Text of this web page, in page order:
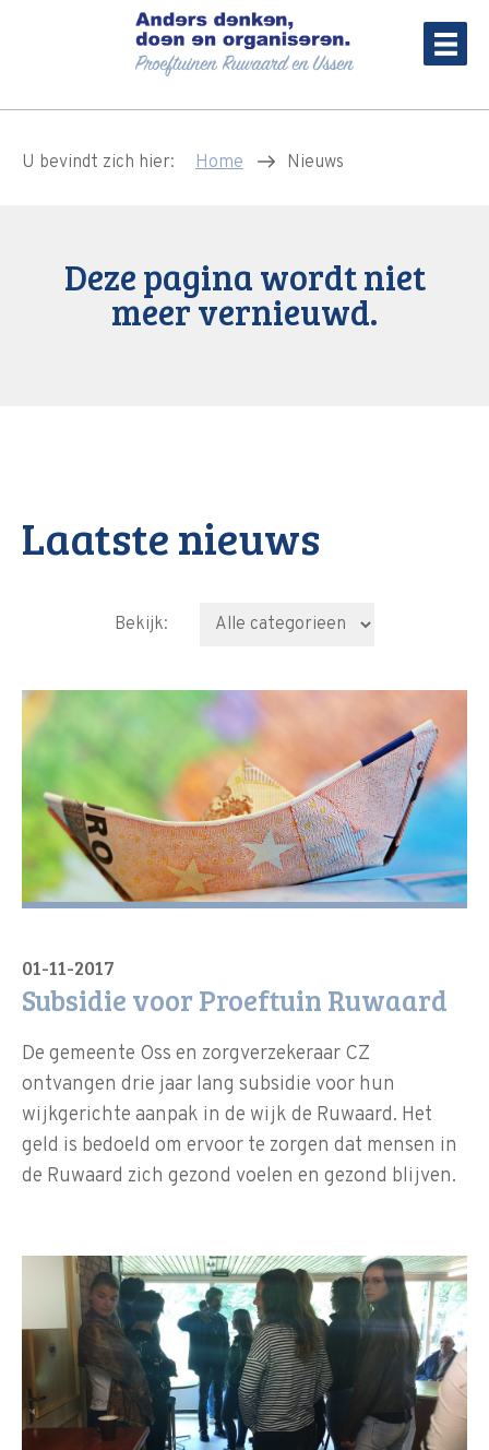
U bevindt zich hier: Home Nieuws
Deze pagina wordt niet
meer vernieuwd.
Laatste nieuws
Bekijk:
01-11-2017
Subsidie voor Proeftuin Ruwaard
De gemeente Oss en zorgverzekeraar CZ
ontvangen drie jaar lang subsidie voor hun
wijkgerichte aanpak in de wijk de Ruwaard. Het
geld is bedoeld om ervoor te zorgen dat mensen in
de Ruwaard zich gezond voelen en gezond blijven.